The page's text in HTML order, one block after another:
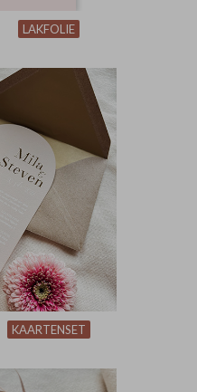
LAKFOLIE
KAARTENSET